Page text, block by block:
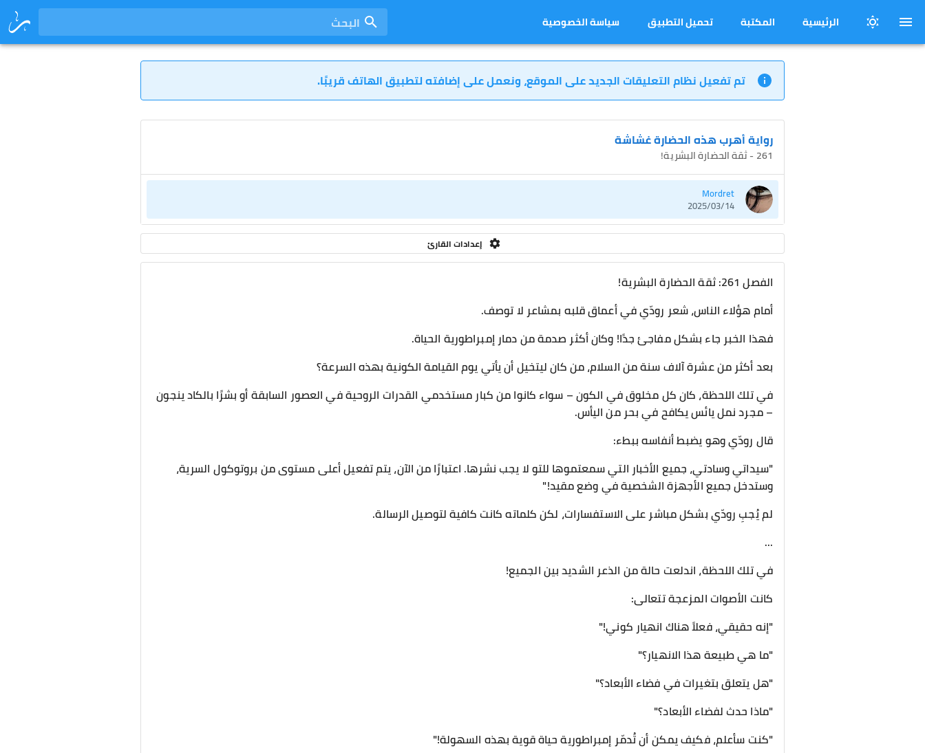
الرئيسية المكتبة تحميل التطبيق سياسة الخصوصية البحث
تم تفعيل نظام التعليقات الجديد على الموقع، ونعمل على إضافته لتطبيق الهاتف قريبًا.
رواية أهرب هذه الحضارة غشاشة
261 - ثقة الحضارة البشرية!
Mordret
2025/03/14
إعدادات القارئ
الفصل 261: ثقة الحضارة البشرية!
أمام هؤلاء الناس، شعر رودّي في أعماق قلبه بمشاعر لا توصف.
فهذا الخبر جاء بشكل مفاجئ جدًا! وكان أكثر صدمة من دمار إمبراطورية الحياة.
بعد أكثر من عشرة آلاف سنة من السلام، من كان ليتخيل أن يأتي يوم القيامة الكونية بهذه السرعة؟
في تلك اللحظة، كان كل مخلوق في الكون – سواء كانوا من كبار مستخدمي القدرات الروحية في العصور السابقة أو بشرًا بالكاد ينجون
– مجرد نمل يائس يكافح في بحر من اليأس.
قال رودّي وهو يضبط أنفاسه ببطء:
"سيداتي وسادتي، جميع الأخبار التي سمعتموها للتو لا يجب نشرها. اعتبارًا من الآن، يتم تفعيل أعلى مستوى من بروتوكول السرية،
وستدخل جميع الأجهزة الشخصية في وضع مقيد!"
لم يُجبِ رودّي بشكل مباشر على الاستفسارات، لكن كلماته كانت كافية لتوصيل الرسالة.
...
في تلك اللحظة، اندلعت حالة من الذعر الشديد بين الجميع!
كانت الأصوات المزعجة تتعالى:
"إنه حقيقي، فعلاً هناك انهيار كوني!"
"ما هي طبيعة هذا الانهيار؟"
"هل يتعلق بتغيرات في فضاء الأبعاد؟"
"ماذا حدث لفضاء الأبعاد؟"
"كنت سأعلم، فكيف يمكن أن تُدمّر إمبراطورية حياة قوية بهذه السهولة!"